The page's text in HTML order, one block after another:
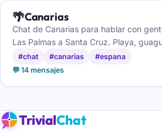
🌴Canarias
Chat de Canarias para hablar con
Las Palmas a Santa Cruz. Playa,
gratis y sin registro.
#chat #canarias
#espana
💬 14 mensajes
TrivialChat